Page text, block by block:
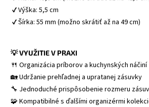
✔ Výška: 5,5 cm
✔ Šírka: 55 mm (možno skrátiť až na 49 cm)
💡 VYUŽITIE V PRAXI
🍴 Organizácia príborov a kuchynských náčiní
🏡 Udržanie prehľadnej a upratanej zásuvky
🔧 Jednoduché prispôsobenie rozmeru